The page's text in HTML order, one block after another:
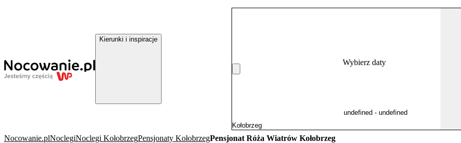
Kierunki i inspiracje
Wybierz daty
Nocowanie.plNoclegiNoclegi KołobrzegPensjonaty KołobrzegPensjonat Róża Wiatrów Kołobrzeg